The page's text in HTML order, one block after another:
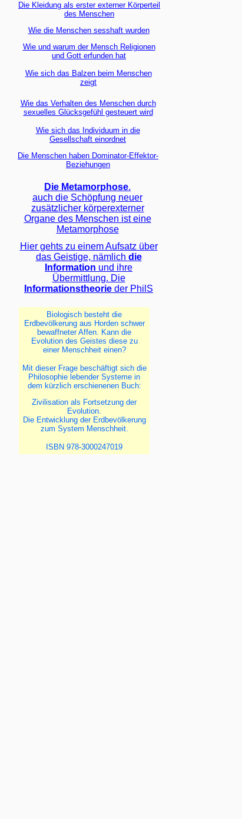
Die Kleidung als erster externer Körperteil
des Menschen
Wie die Menschen sesshaft wurden
Wie und warum der Mensch Religionen
und Gott erfunden hat
Wie sich das Balzen beim Menschen
zeigt
Wie das Verhalten des Menschen durch
sexuelles Glücksgefühl gesteuert wird
Wie sich das Individuum in die
Gesellschaft einordnet
Die Menschen haben Dominator-Effektor-
Beziehungen
Die Metamorphose.
auch die Schöpfung neuer
zusätzlicher körperexterner
Organe des Menschen ist eine
Metamorphose
Hier gehts zu einem Aufsatz über
das Geistige, nämlich die
Information und ihre
Übermittlung. Die
Informationstheorie der PhilS
Biologisch besteht die
Erdbevölkerung aus Horden schwer
bewaffneter Affen. Kann die
Evolution des Geistes diese zu
einer Menschheit einen?
Mit dieser Frage beschäftigt sich die
Philosophie lebender Systeme in
dem kürzlich erschienenen Buch:
Zivilisation als Fortsetzung der
Evolution.
Die Entwicklung der Erdbevölkerung
zum System Menschheit.
ISBN 978-3000247019